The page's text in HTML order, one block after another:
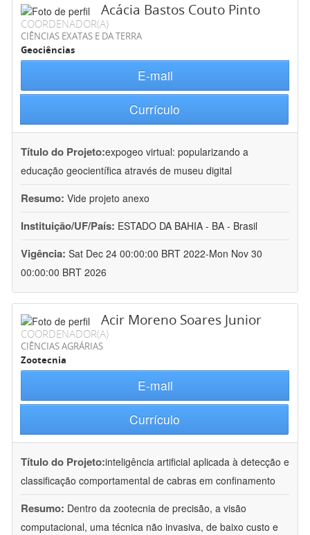
Acácia Bastos Couto Pinto
COORDENADOR(A)
CIÊNCIAS EXATAS E DA TERRA
Geociências
E-mail
Currículo
Título do Projeto:expogeo virtual: popularizando a
educação geocientífica através de museu digital
Resumo: Vide projeto anexo
Instituição/UF/País: ESTADO DA BAHIA - BA - Brasil
Vigência: Sat Dec 24 00:00:00 BRT 2022-Mon Nov 30
00:00:00 BRT 2026
Acir Moreno Soares Junior
COORDENADOR(A)
CIÊNCIAS AGRÁRIAS
Zootecnia
E-mail
Currículo
Título do Projeto:inteligência artificial aplicada à detecção e
classificação comportamental de cabras em confinamento
Resumo: Dentro da zootecnia de precisão, a visão
computacional, uma técnica não invasiva, de baixo custo e